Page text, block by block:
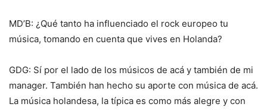
MD’B: ¿Qué tanto ha influenciado el rock europeo tu
música, tomando en cuenta que vives en Holanda?
GDG: Sí por el lado de los músicos de acá y también de mi
manager. También han hecho su aporte con música de acá.
La música holandesa, la típica es como más alegre y con